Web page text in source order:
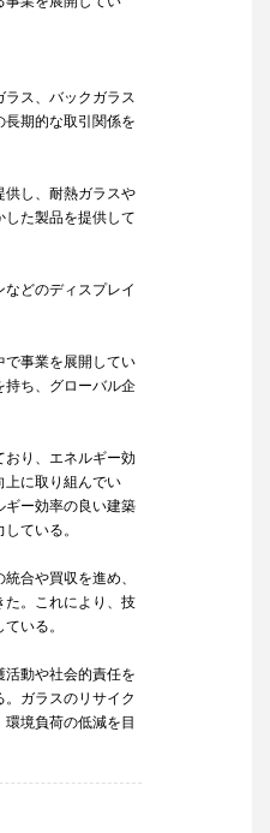
ラス、バックガラス
期的な取引関係を
供し、耐熱ガラスや
した製品を提供して
どのディスプレイ
で事業を展開してい
持ち、グローバル企
おり、エネルギー効
上に取り組んでい
ギー効率の良い建築
ている。
合や買収を進め、
た。これにより、技
いる。
動や社会的責任を
ガラスのリサイク
境負荷の低減を目